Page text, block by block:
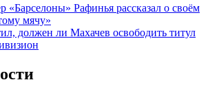
«Барселоны» Рафинья рассказал о своём
мячу»
должен ли Махачев освободить титул